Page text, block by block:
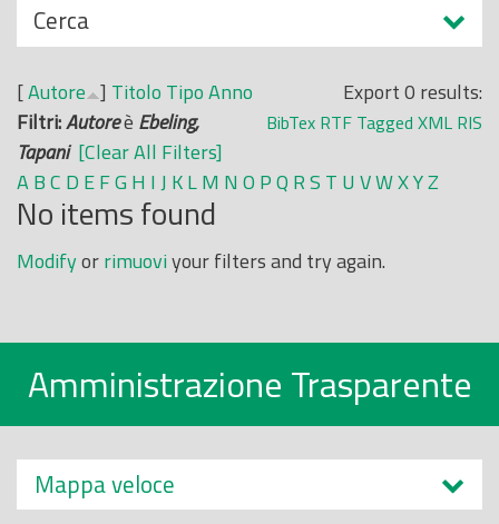
N
a
s
c
o
n
d
i
Cerca
Export 0 results:
BibTex RTF Tagged XML RIS
[Autore ] Titolo TipoAnno
Filtri:Autoreè Ebeling,
Tapani [Clear All Filters]
ABC D EFG H IJ KLM N O PQ RS T U VWXYZ
No items found
Modifyorrimuoviyour filters and try again.
Amministrazione Trasparente
Mappa veloce